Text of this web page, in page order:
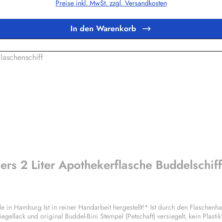
Herstellern fast die gesamte Wertschöpfung von Produktion bis zum
uns direkt die Landbevölkerung auf den Philippinen! Einen Teil
der "Kleinen Leute", hauptsächlich im landwirtschaftlichen Bereich.
Preise inkl. MwSt. zzgl. Versandkosten
In den Warenkorb
2 Liter Apothekerflasche
und original Buddel-Bini Stempel (Petschaft) versiegelt, kein